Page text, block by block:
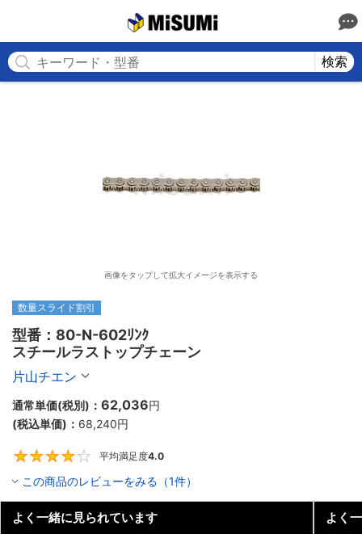
検索
画像をタップして拡大イメージを表示する
数量スライド割引
型番：80-N-602ﾘﾝｸ
スチールラストップチェーン
片山チエン
通常単価(税別)： 62,036円
(税込単価)： 68,240円
平均満足度4.0
この商品のレビューをみる（1件）
よく一緒に見られています よく